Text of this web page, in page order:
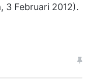
3 Februari 2012).